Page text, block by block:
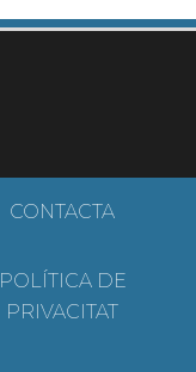
CONTACTA
POLÍTICA DE
PRIVACITAT